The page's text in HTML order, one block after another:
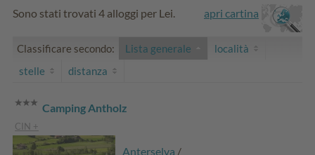
apri cartina
Sono stati trovati 4 alloggi per Lei.
Classificare secondo: Lista generale
località
stelle
distanza
Camping Antholz
CIN +
Anterselva /